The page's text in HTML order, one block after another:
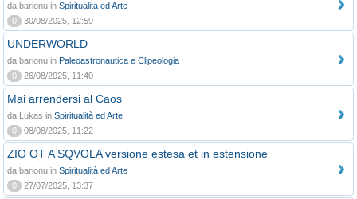
da barionu in Spiritualità ed Arte
0
30/08/2025, 12:59
UNDERWORLD
da barionu in Paleoastronautica e Clipeologia
0
26/08/2025, 11:40
Mai arrendersi al Caos
da Lukas in Spiritualità ed Arte
0
08/08/2025, 11:22
ZIO OT A SQVOLA versione estesa et in estensione
da barionu in Spiritualità ed Arte
0
27/07/2025, 13:37